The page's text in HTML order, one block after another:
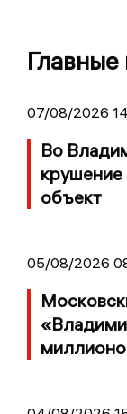
Главные
07/08/2026
Во
крушение
объект
05/08/2026